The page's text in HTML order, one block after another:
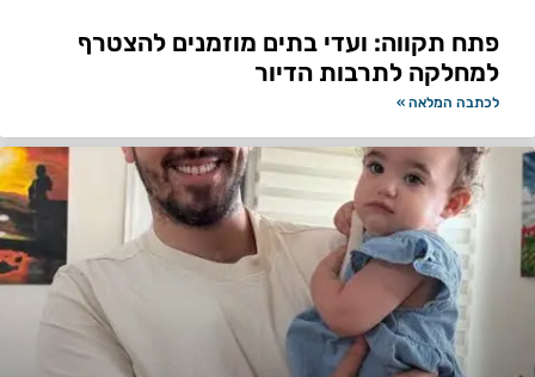
פתח תקווה: ועדי בתים מוזמנים להצטרף
למחלקה לתרבות הדיור
לכתבה המלאה »